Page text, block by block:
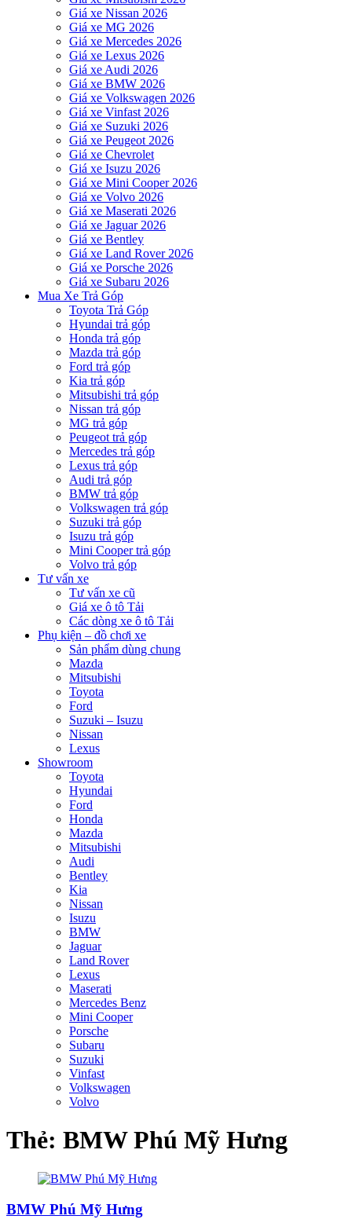
Giá xe Nissan 2026
Giá xe MG 2026
Giá xe Mercedes 2026
Giá xe Lexus 2026
Giá xe Audi 2026
Giá xe BMW 2026
Giá xe Volkswagen 2026
Giá xe Vinfast 2026
Giá xe Suzuki 2026
Giá xe Peugeot 2026
Giá xe Chevrolet
Giá xe Isuzu 2026
Giá xe Mini Cooper 2026
Giá xe Volvo 2026
Giá xe Maserati 2026
Giá xe Jaguar 2026
Giá xe Bentley
Giá xe Land Rover 2026
Giá xe Porsche 2026
Giá xe Subaru 2026
Mua Xe Trả Góp
Toyota Trả Góp
Hyundai trả góp
Honda trả góp
Mazda trả góp
Ford trả góp
Kia trả góp
Mitsubishi trả góp
Nissan trả góp
MG trả góp
Peugeot trả góp
Mercedes trả góp
Lexus trả góp
Audi trả góp
BMW trả góp
Volkswagen trả góp
Suzuki trả góp
Isuzu trả góp
Mini Cooper trả góp
Volvo trả góp
Tư vấn xe
Tư vấn xe cũ
Giá xe ô tô Tải
Các dòng xe ô tô Tải
Phụ kiện – đồ chơi xe
Sản phẩm dùng chung
Mazda
Mitsubishi
Toyota
Ford
Suzuki – Isuzu
Nissan
Lexus
Showroom
Toyota
Hyundai
Ford
Honda
Mazda
Mitsubishi
Audi
Bentley
Kia
Nissan
Isuzu
BMW
Jaguar
Land Rover
Lexus
Maserati
Mercedes Benz
Mini Cooper
Porsche
Subaru
Suzuki
Vinfast
Volkswagen
Volvo
Thẻ: BMW Phú Mỹ Hưng
BMW Phú Mỹ Hưng